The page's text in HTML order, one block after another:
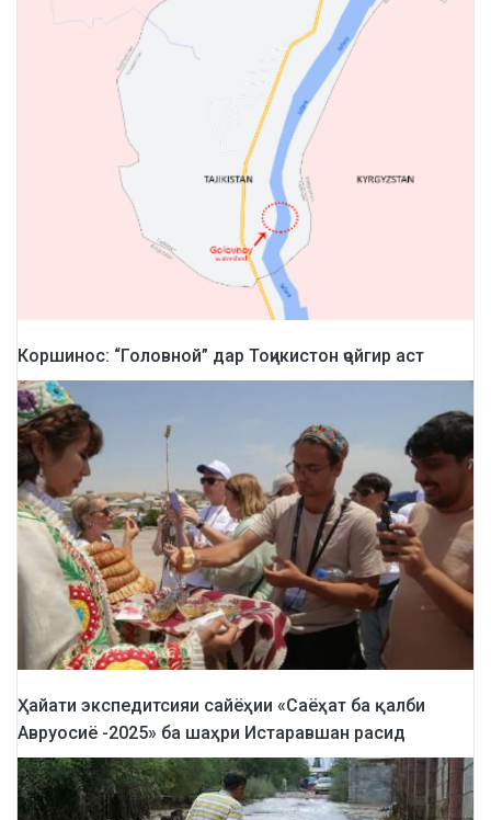
Коршинос: “Головной” дар Тоҷикистон ҷойгир аст
Ҳайати экспедитсияи сайёҳии «Саёҳат ба қалби
Авруосиё -2025» ба шаҳри Истаравшан расид